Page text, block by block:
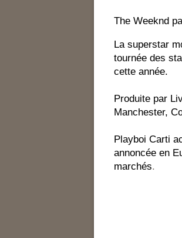
The Weeknd
La superstar
tournée des
cette année.
Produite par
Manchester,
Playboi Carti
annoncée en
marchés.